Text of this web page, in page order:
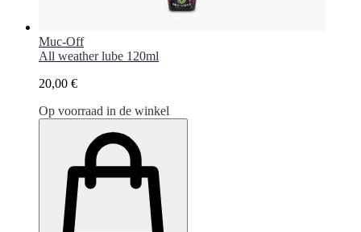
Muc-Off
All weather lube 120ml
20,00 €
Op voorraad in de winkel